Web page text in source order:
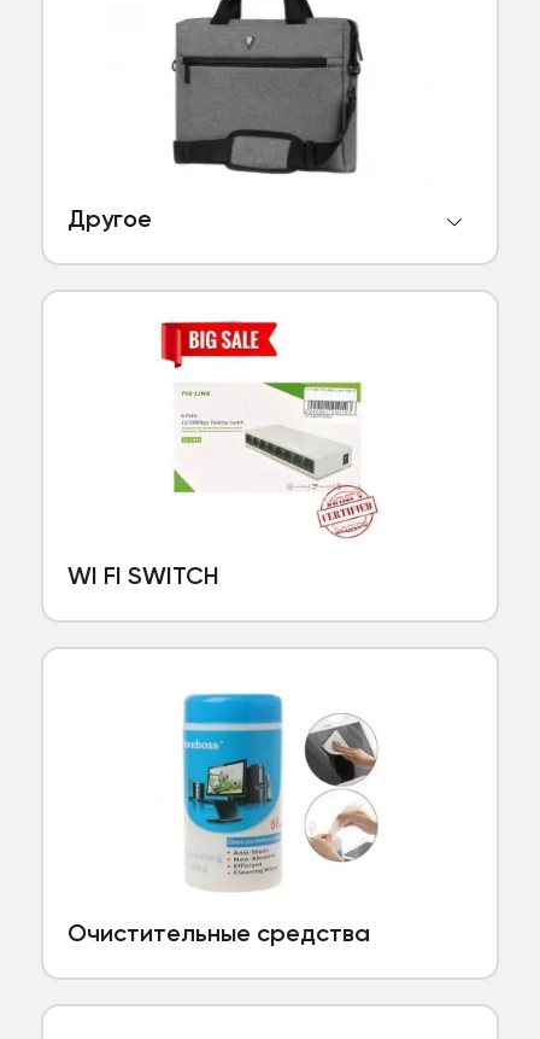
Другое
WI FI SWITCH
Очистительные средства